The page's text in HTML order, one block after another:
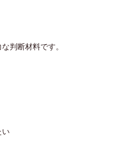
な判断材料です。
い